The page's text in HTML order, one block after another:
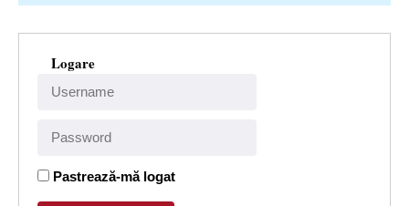
Logare
Pastrează-mă logat